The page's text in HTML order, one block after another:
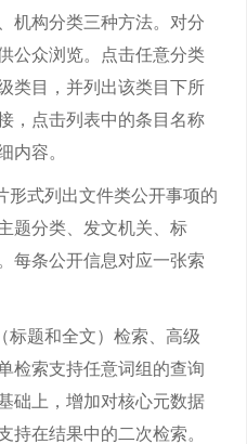
机构分类三种方法。对分
公众浏览。点击任意分类
类目，并列出该类目下所
，点击列表中的条目名称
内容。
形式列出文件类公开事项的
题分类、发文机关、标
每条公开信息对应一张索
标题和全文）检索、高级
检索支持任意词组的查询
础上，增加对核心元数据
持在结果中的二次检索。